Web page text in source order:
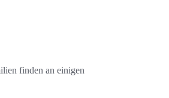
finden an einigen